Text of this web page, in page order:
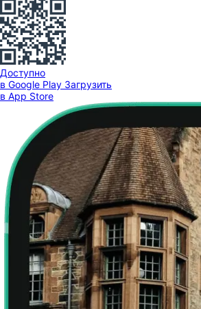
Доступно
в Google Play Загрузить
в App Store